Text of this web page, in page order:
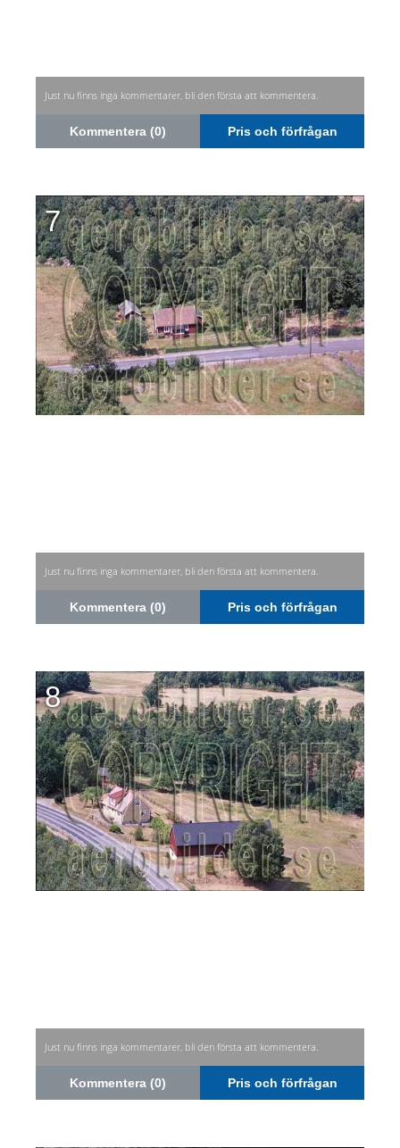
Just nu finns inga kommentarer, bli den första att kommentera.
Kommentera (0) Pris och förfrågan
7
Just nu finns inga kommentarer, bli den första att kommentera.
Kommentera (0) Pris och förfrågan
8
Just nu finns inga kommentarer, bli den första att kommentera.
Kommentera (0) Pris och förfrågan